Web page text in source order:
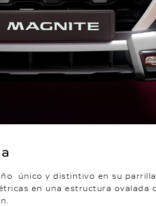
único y distintivo en su parrilla
en una estructura ovalada